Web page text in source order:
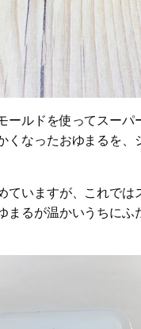
ールドを使ってスーパ
くなったおゆまるを、
ていますが、これでは
まるが温かいうちにふ